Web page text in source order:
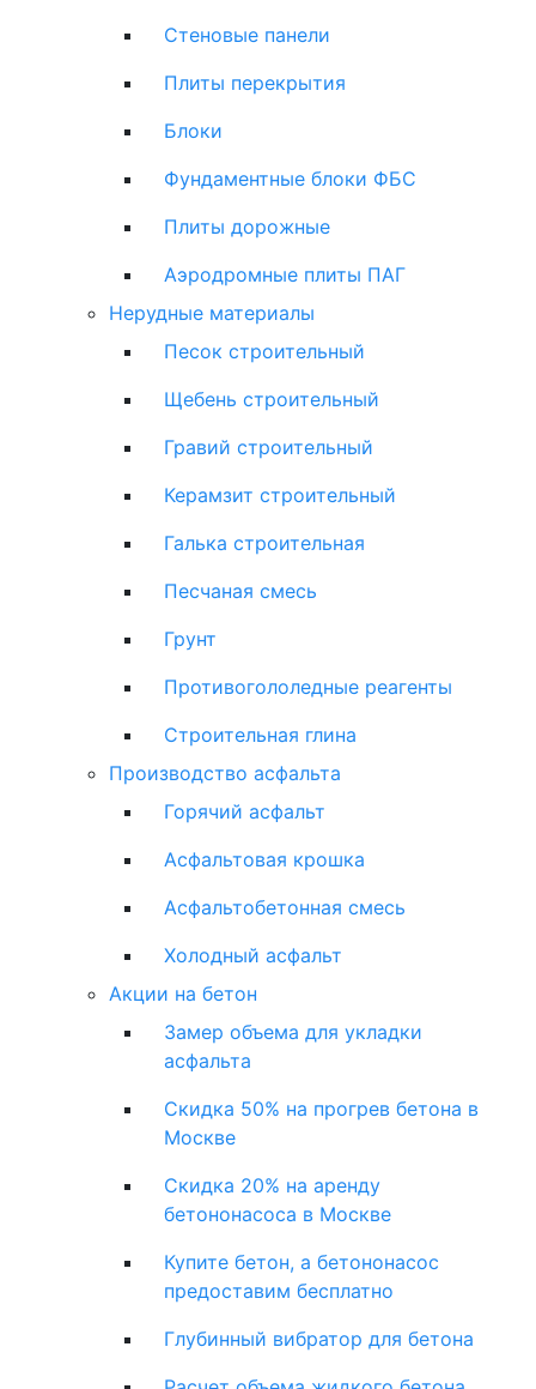
Стеновые панели
Плиты перекрытия
Блоки
Фундаментные блоки ФБС
Плиты дорожные
Аэродромные плиты ПАГ
Нерудные материалы
Песок строительный
Щебень строительный
Гравий строительный
Керамзит строительный
Галька строительная
Песчаная смесь
Грунт
Противогололедные реагенты
Строительная глина
Производство асфальта
Горячий асфальт
Асфальтовая крошка
Асфальтобетонная смесь
Холодный асфальт
Акции на бетон
Замер объема для укладки
асфальта
Скидка 50% на прогрев бетона в
Москве
Скидка 20% на аренду
бетононасоса в Москве
Купите бетон, а бетононасос
предоставим бесплатно
Глубинный вибратор для бетона